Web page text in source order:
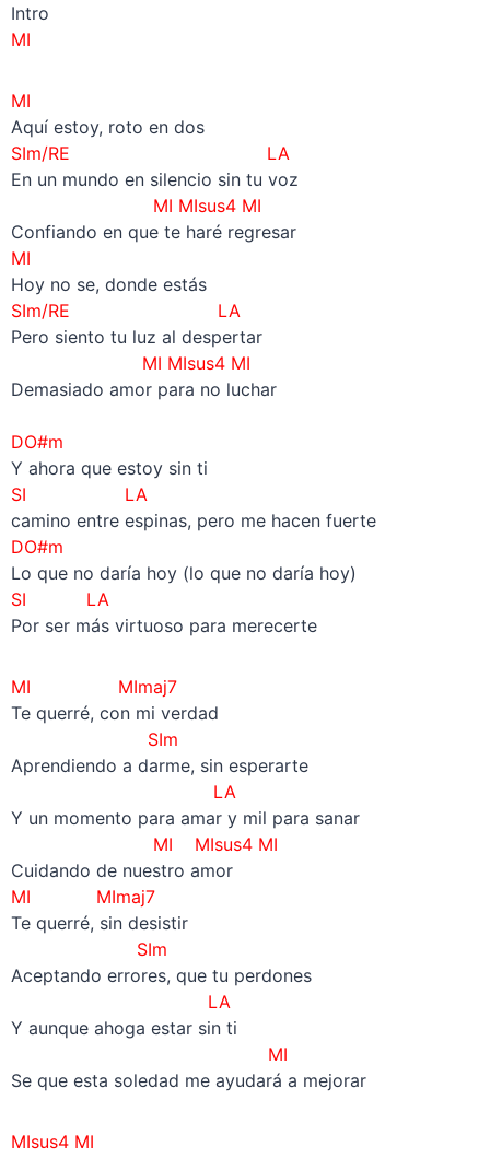
Intro
MI
MI
Aquí estoy, roto en dos
SIm/RE LA
En un mundo en silencio sin tu voz
MI MIsus4 MI
Confiando en que te haré regresar
MI
Hoy no se, donde estás
SIm/RE LA
Pero siento tu luz al despertar
MI MIsus4 MI
Demasiado amor para no luchar
DO#m
Y ahora que estoy sin ti
SI LA
camino entre espinas, pero me hacen fuerte
DO#m
Lo que no daría hoy (lo que no daría hoy)
SI LA
Por ser más virtuoso para merecerte
MI MImaj7
Te querré, con mi verdad
SIm
Aprendiendo a darme, sin esperarte
LA
Y un momento para amar y mil para sanar
MI MIsus4 MI
Cuidando de nuestro amor
MI MImaj7
Te querré, sin desistir
SIm
Aceptando errores, que tu perdones
LA
Y aunque ahoga estar sin ti
MI
Se que esta soledad me ayudará a mejorar
MIsus4 MI